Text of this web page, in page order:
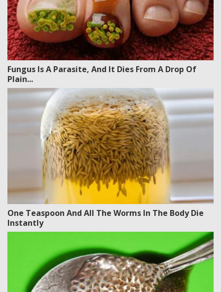
Fungus Is A Parasite, And It Dies From A Drop Of
Plain...
One Teaspoon And All The Worms In The Body Die
Instantly